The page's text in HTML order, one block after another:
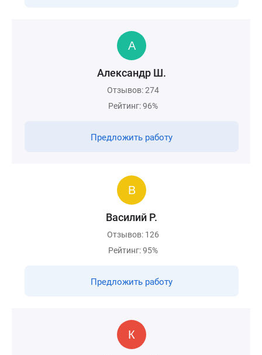
Александр Ш.
Отзывов: 274
Рейтинг: 96%
Предложить работу
Василий Р.
Отзывов: 126
Рейтинг: 95%
Предложить работу